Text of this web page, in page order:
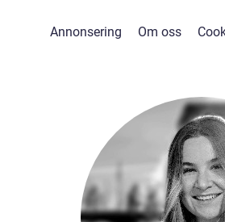
Annonsering Om oss